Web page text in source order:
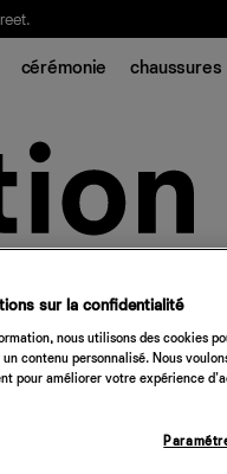
cérémonie chaussures
sur la confidentialité
nous utilisons des cookies
un contenu personnalisé. Nous
pour améliorer votre expérience